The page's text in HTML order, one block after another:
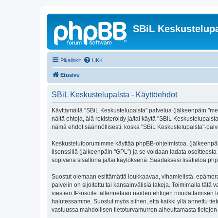
SBiL
Pikalinkit UKK
Etusivu
SBiL Keskustelupalsta - Käyttöehdot
Käyttämällä "SBiL Keskustelupalsta" palvelua (jälkeenpäin
näitä ehtoja, älä rekisteröidy ja/tai käytä "SBiL
nämä ehdot säännöllisesti, koska "SBiL Keskustelupalsta"-
Keskustelufoorumimme käyttää phpBB-ohjelmistoa,
lisenssillä (jälkeenpäin "GPL") ja se voidaan ladata osoitteesta
sopivana sisältönä ja/tai käytöksenä. Saadaksesi lisätietoa
Suostut olemaan esittämättä loukkaavaa, vihamielistä,
palvelin on sijoitettu tai kansainvälisiä lakeja. Toimimalla tätä
viestien IP-osoite tallennetaan näiden ehtojen noudattamisen
halutessamme. Suostut myös siihen, että kaikki yllä annettu
vastuussa mahdollisen tietoturvamurron aiheuttamasta